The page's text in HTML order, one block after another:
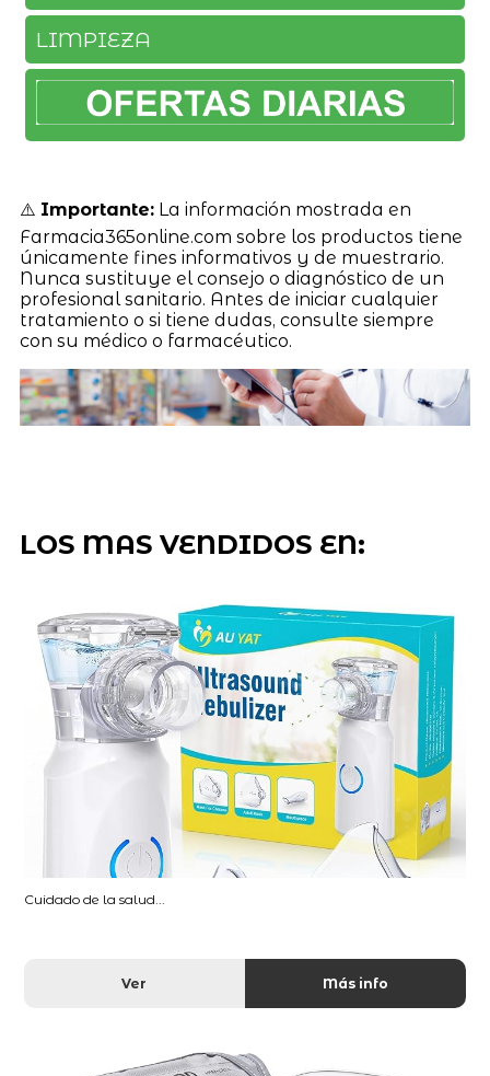
LIMPIEZA
⚠️ Importante:La información mostrada en
Farmacia365online.com sobre los productos tiene
únicamente fines informativos y de muestrario.
Nunca sustituye el consejo o diagnóstico de un
profesional sanitario. Antes de iniciar cualquier
tratamiento o si tiene dudas, consulte siempre
con su médico o farmacéutico.
LOS MAS VENDIDOS EN:
Cuidado de la salud...
Ver Más info